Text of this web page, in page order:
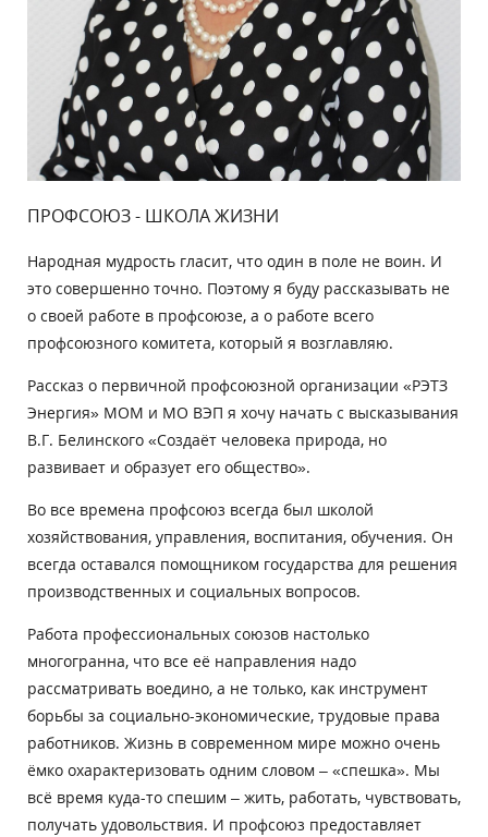
ПРОФСОЮЗ - ШКОЛА ЖИЗНИ
Народная мудрость гласит, что один в поле не воин. И
это совершенно точно. Поэтому я буду рассказывать не
о своей работе в профсоюзе, а о работе всего
профсоюзного комитета, который я возглавляю.
Рассказ о первичной профсоюзной организации «РЭТЗ
Энергия» МОМ и МО ВЭП я хочу начать с высказывания
В.Г. Белинского «Создаёт человека природа, но
развивает и образует его общество».
Во все времена профсоюз всегда был школой
хозяйствования, управления, воспитания, обучения. Он
всегда оставался помощником государства для решения
производственных и социальных вопросов.
Работа профессиональных союзов настолько
многогранна, что все её направления надо
рассматривать воедино, а не только, как инструмент
борьбы за социально-экономические, трудовые права
работников. Жизнь в современном мире можно очень
ёмко охарактеризовать одним словом – «спешка». Мы
всё время куда-то спешим – жить, работать, чувствовать,
получать удовольствия. И профсоюз предоставляет